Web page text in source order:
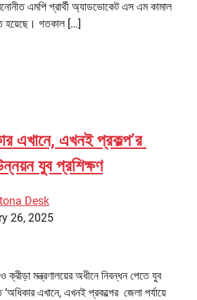
এমপি প্রার্থী অ্যাডভোকেট এস এম কামাল
হয়েছে। গতকাল […]
এখানে, এখনই প্রকল্প’র
যুব প্রশিক্ষণ
Desk
26, 2025
ক্রীড়া মন্ত্রণালয়ের অধীনে নিবন্ধন পেতে যুব
এখানে, এখনই প্রকল্পের জেলা পর্যায়ে